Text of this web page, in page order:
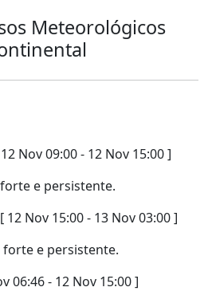
Meteorológicos
Nov 09:00 - 12 Nov 15:00 ]
e persistente.
Nov 15:00 - 13 Nov 03:00 ]
forte e persistente.
06:46 - 12 Nov 15:00 ]